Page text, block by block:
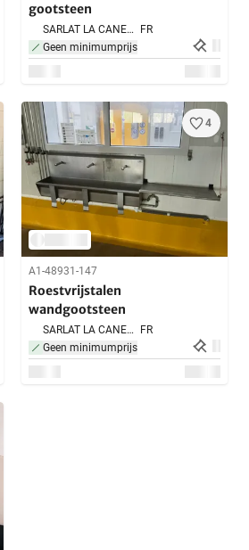
gootsteen
SARLAT LA CANEDA,
FR
Geen minimumprijs
4
A1-48931-147
Roestvrijstalen
wandgootsteen
SARLAT LA CANEDA,
FR
Geen minimumprijs